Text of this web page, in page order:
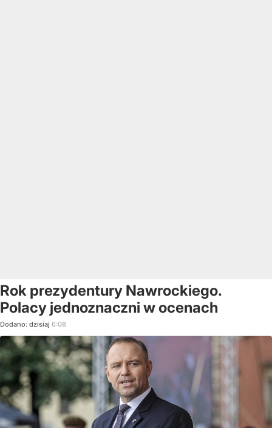
Rok prezydentury Nawrockiego.
Polacy jednoznaczni w ocenach
Dodano: dzisiaj 6:08